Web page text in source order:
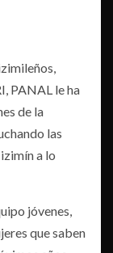
PANAL le ha
de la
las
a lo
jóvenes,
que saben